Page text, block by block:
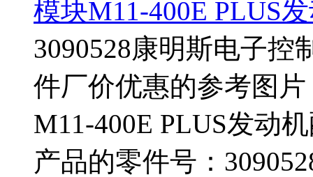
模块M11-400E PLUS
3090528康明斯电子控
件厂价优惠的参考图
M11-400E PLUS发动
产品的零件号：